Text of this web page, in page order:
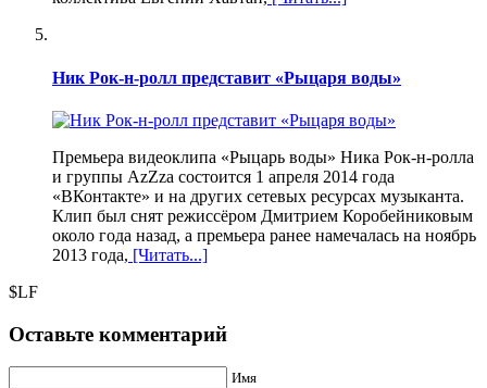
Ник Рок-н-ролл представит «Рыцаря воды»
Премьера видеоклипа «Рыцарь воды» Ника Рок-н-ролла
и группы AzZza состоится 1 апреля 2014 года
«ВКонтакте» и на других сетевых ресурсах музыканта.
Клип был снят режиссёром Дмитрием Коробейниковым
около года назад, а премьера ранее намечалась на ноябрь
2013 года, [Читать...]
$LF
Оставьте комментарий
Имя